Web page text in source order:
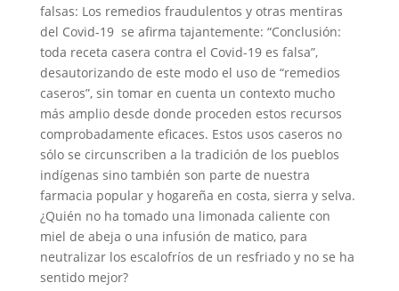
falsas: Los remedios fraudulentos y otras mentiras
del Covid-19 se afirma tajantemente: “Conclusión:
toda receta casera contra el Covid-19 es falsa”,
desautorizando de este modo el uso de “remedios
caseros”, sin tomar en cuenta un contexto mucho
más amplio desde donde proceden estos recursos
comprobadamente eficaces. Estos usos caseros no
sólo se circunscriben a la tradición de los pueblos
indígenas sino también son parte de nuestra
farmacia popular y hogareña en costa, sierra y selva.
¿Quién no ha tomado una limonada caliente con
miel de abeja o una infusión de matico, para
neutralizar los escalofríos de un resfriado y no se ha
sentido mejor?